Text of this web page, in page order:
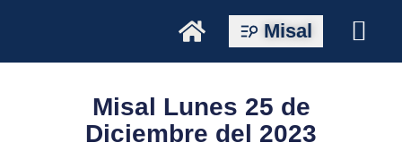
Misal
Misal Lunes 25 de
Diciembre del 2023